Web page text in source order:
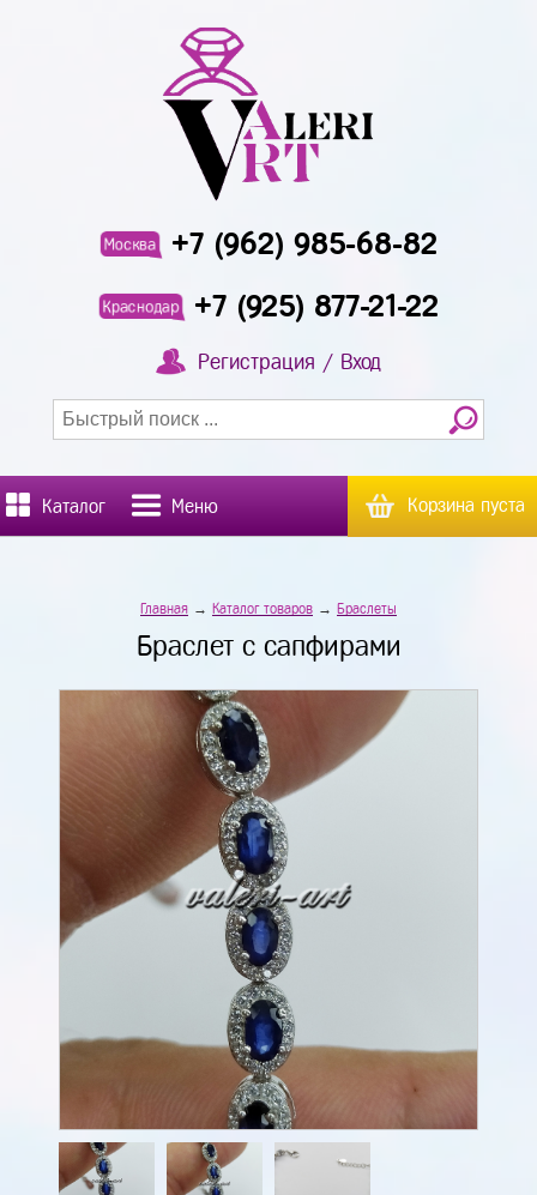
Москва +7 (962) 985-68-82
Краснодар +7 (925) 877-21-22
Регистрация / Вход
Каталог Меню Корзина пуста
Главная → Каталог товаров → Браслеты
Браслет с сапфирами